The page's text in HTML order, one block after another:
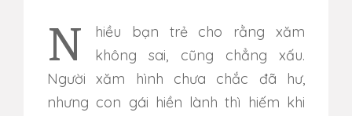
Nhiều bạn trẻ cho rằng xăm
không sai, cũng chẳng xấu.
Người xăm hình chưa chắc đã hư,
nhưng con gái hiền lành thì hiếm khi